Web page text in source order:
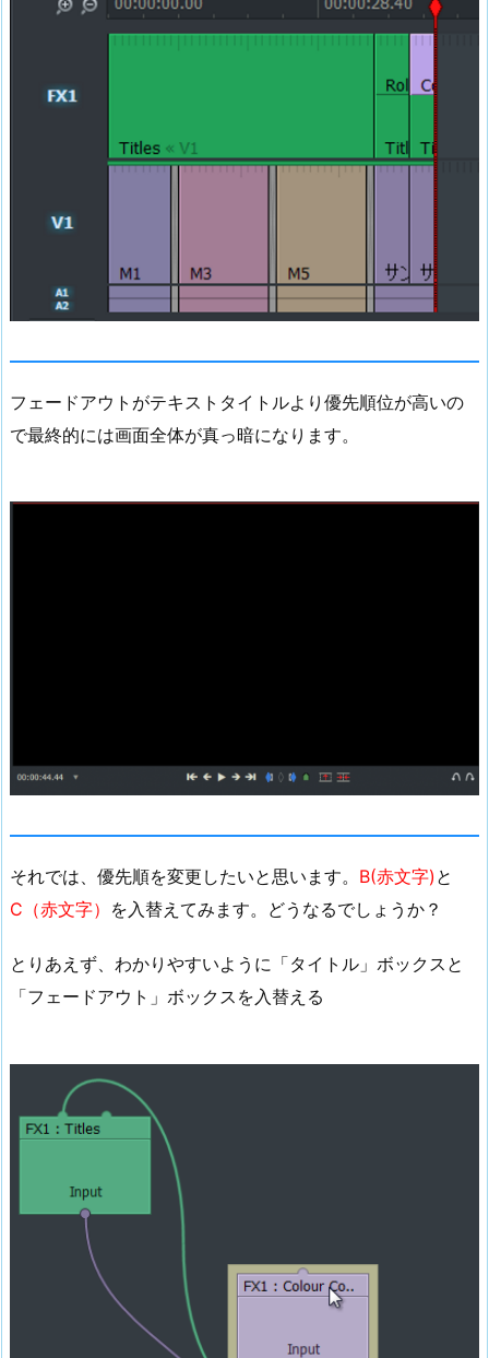
フェードアウトがテキストタイトルより優先順位が高いの
で最終的には画面全体が真っ暗になります。
それでは、優先順を変更したいと思います。 B(赤文字) と
C（赤文字） を入替えてみます。どうなるでしょうか？
とりあえず、わかりやすいように「タイトル」ボックスと
「フェードアウト」ボックスを入替える